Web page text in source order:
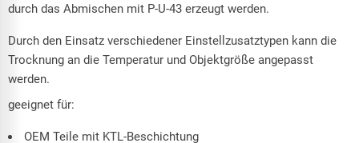
durch das Abmischen mit P-U-43 erzeugt werden.
Durch den Einsatz verschiedener Einstellzusatztypen kann die
Trocknung an die Temperatur und Objektgröße angepasst
werden.
geeignet für:
OEM Teile mit KTL-Beschichtung